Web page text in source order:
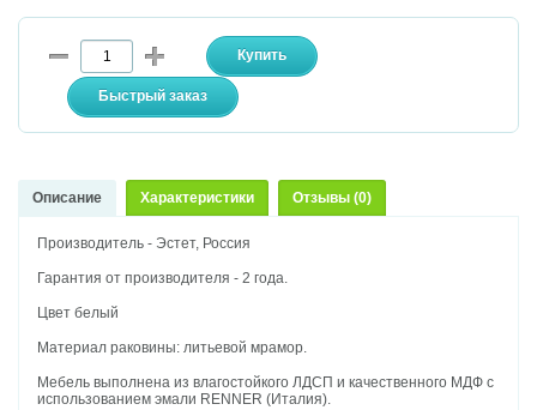
Описание Характеристики Отзывы (0)
Производитель - Эстет, Россия
Гарантия от производителя - 2 года.
Цвет белый
Материал раковины: литьевой мрамор.
Мебель выполнена из влагостойкого ЛДСП и качественного МДФ с
использованием эмали RENNER (Италия).